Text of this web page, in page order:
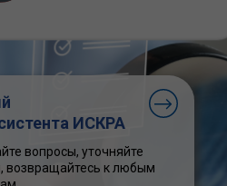
ИСКРА
вопросы, уточняйте
возвращайтесь к любым